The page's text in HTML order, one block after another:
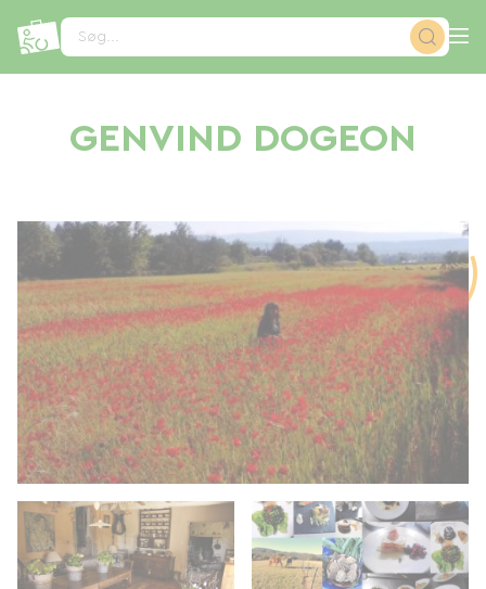
Søg...
GENVIND DOGEON
CCookie-styringspanel